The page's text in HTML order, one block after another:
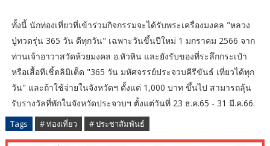
ทั้งนี้ นักท่องเที่ยวที่เข้าร่วมกิจกรรมจะได้รับพระเครื่องมงคล "หลวง
ปู่ทวดรุ่น 365 วัน ดีทุกวัน" เฉพาะวันขึ้นปีใหม่ 1 มกราคม 2566 จาก
ท่านเจ้าอาวาสวัดห้วยมงคล อ.หัวหิน และยังรับของที่ระลึกกระเป๋า
หรือเสื้อทีเชิ้ตลิมิเต็ด "365 วัน มหัศจรรย์ประจวบคีรีขันธ์ เที่ยวได้ทุก
วัน" และถ้าใช้จ่ายในจังหวัดฯ ตั้งแต่ 1,000 บาท ขึ้นไป สามารถลุ้น
รับรางวัลที่พักในจังหวัดประจวบฯ ตั้งแต่วันที่ 23 ธ.ค.65 - 31 มี.ค.66.
Tags # ท่องเที่ยว # ประชาสัมพันธ์